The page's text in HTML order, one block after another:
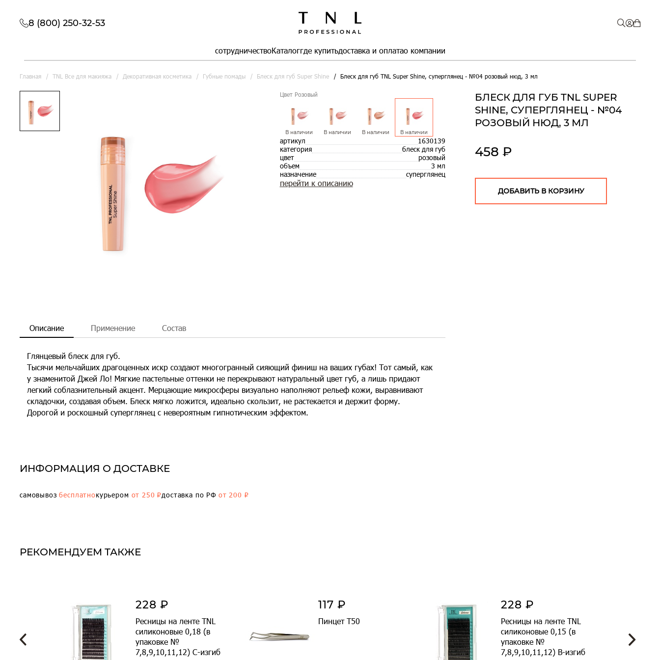
8 (800) 250-32-53
сотрудничествоКаталоггде купитьдоставка и оплатао компании
Главная TNL Все для макияжа Декоративная косметика Губные помады Блеск для губ Super Shine Блеск для губ TNL Super Shine, суперглянец - №04 розовый нюд, 3 мл
Цвет Розовый
В наличии В наличии В наличии В наличии
артикул
1630139
категория
блеск для губ
цвет
розовый
объем
3 мл
назначение
суперглянец
перейти к описанию
БЛЕСК ДЛЯ ГУБ TNL SUPER
SHINE, СУПЕРГЛЯНЕЦ - №04
РОЗОВЫЙ НЮД, 3 МЛ
458 ₽
ДОБАВИТЬ В КОРЗИНУ
Описание Применение Состав
Глянцевый блеск для губ.
Тысячи мельчайших драгоценных искр создают многогранный сияющий финиш на ваших губах! Тот самый, как
у знаменитой Джей Ло! Мягкие пастельные оттенки не перекрывают натуральный цвет губ, а лишь придают
легкий соблазнительный акцент. Мерцающие микросферы визуально наполняют рельеф кожи, выравнивают
складочки, создавая объем. Блеск мягко ложится, идеально скользит, не растекается и держит форму.
Дорогой и роскошный суперглянец с невероятным гипнотическим эффектом.
ИНФОРМАЦИЯ О ДОСТАВКЕ
самовывозбесплатнокурьером от 250 ₽доставка по РФ от 200 ₽
РЕКОМЕНДУЕМ ТАКЖЕ
228 ₽
Ресницы на ленте TNL
силиконовые 0,18 (в
упаковке №
7,8,9,10,11,12) C-изгиб
117 ₽
Пинцет T50
228 ₽
Ресницы на ленте TNL
силиконовые 0,15 (в
упаковке №
7,8,9,10,11,12) B-изгиб